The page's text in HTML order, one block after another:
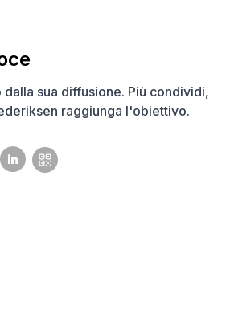
sua diffusione. Più condividi,
raggiunga l'obiettivo.